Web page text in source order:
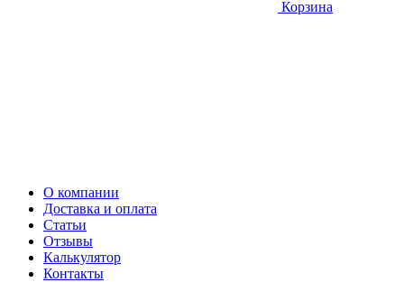
Корзина
О компании
Доставка и оплата
Статьи
Отзывы
Калькулятор
Контакты